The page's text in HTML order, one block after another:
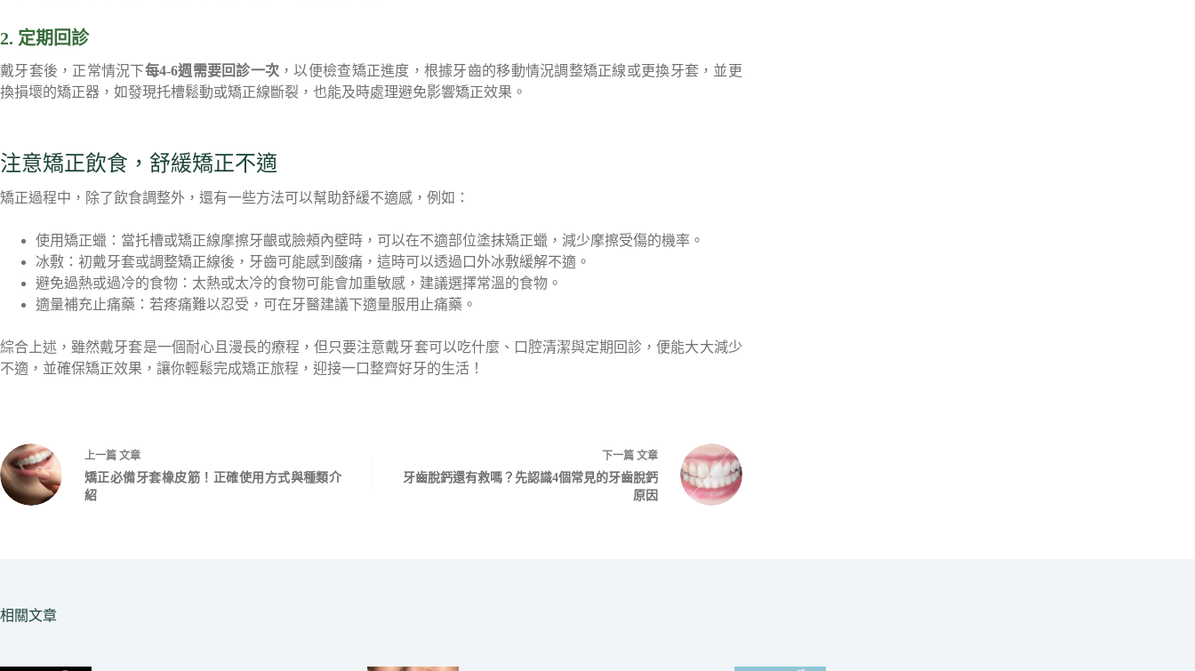
2. 定期回診
戴牙套後，正常情況下每4-6週需要回診一次 ，以便檢查矯正進度，根據牙齒的移動情況調整矯正線或更換牙套，並更
換損壞的矯正器，如發現托槽鬆動或矯正線斷裂，也能及時處理避免影響矯正效果。
注意矯正飲食，舒緩矯正不適
矯正過程中，除了飲食調整外，還有一些方法可以幫助舒緩不適感，例如：
使用矯正蠟：當托槽或矯正線摩擦牙齦或臉頰內壁時，可以在不適部位塗抹矯正蠟，減少摩擦受傷的機率。
冰敷：初戴牙套或調整矯正線後，牙齒可能感到酸痛，這時可以透過口外冰敷緩解不適。
避免過熱或過冷的食物：太熱或太冷的食物可能會加重敏感，建議選擇常溫的食物。
適量補充止痛藥：若疼痛難以忍受，可在牙醫建議下適量服用止痛藥。
綜合上述，雖然戴牙套是一個耐心且漫長的療程，但只要注意戴牙套可以吃什麼、口腔清潔與定期回診，便能大大減少
不適，並確保矯正效果，讓你輕鬆完成矯正旅程，迎接一口整齊好牙的生活！
上一篇 文章
矯正必備牙套橡皮筋！正確使用方式與種類介
紹
下一篇 文章
牙齒脫鈣還有救嗎？先認識4個常見的牙齒脫鈣
原因
相關文章